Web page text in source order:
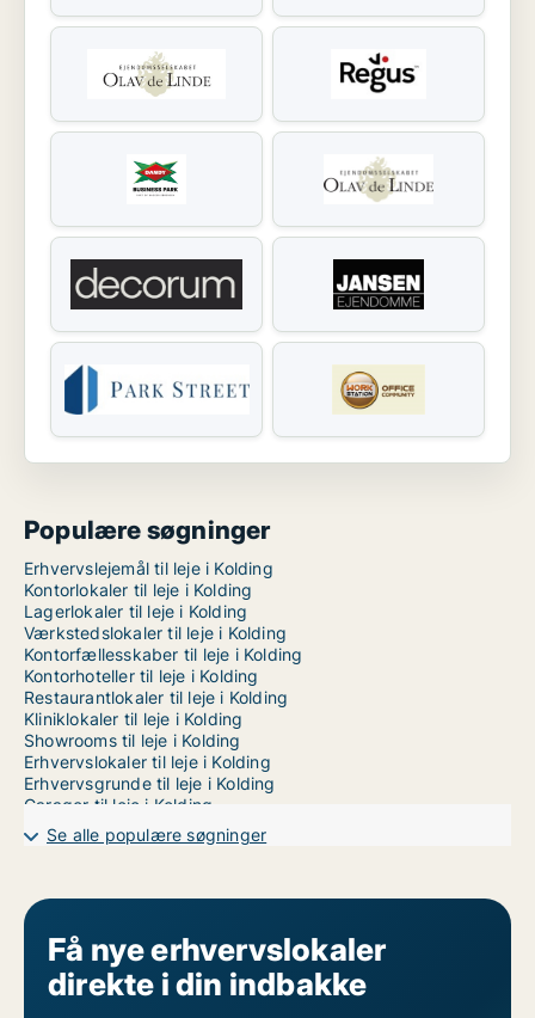
Populære søgninger
Erhvervslejemål til leje i Kolding
Kontorlokaler til leje i Kolding
Lagerlokaler til leje i Kolding
Værkstedslokaler til leje i Kolding
Kontorfællesskaber til leje i Kolding
Kontorhoteller til leje i Kolding
Restaurantlokaler til leje i Kolding
Kliniklokaler til leje i Kolding
Showrooms til leje i Kolding
Erhvervslokaler til leje i Kolding
Erhvervsgrunde til leje i Kolding
Garager til leje i Kolding
Butikslokaler til leje i Esbjerg
Se alle populære søgninger
Få nye erhvervslokaler
direkte i din indbakke